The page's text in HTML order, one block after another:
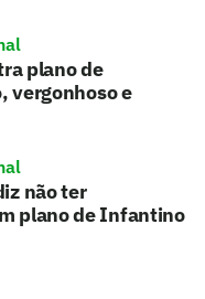
plano de
vergonhoso e
não ter
plano de Infantino